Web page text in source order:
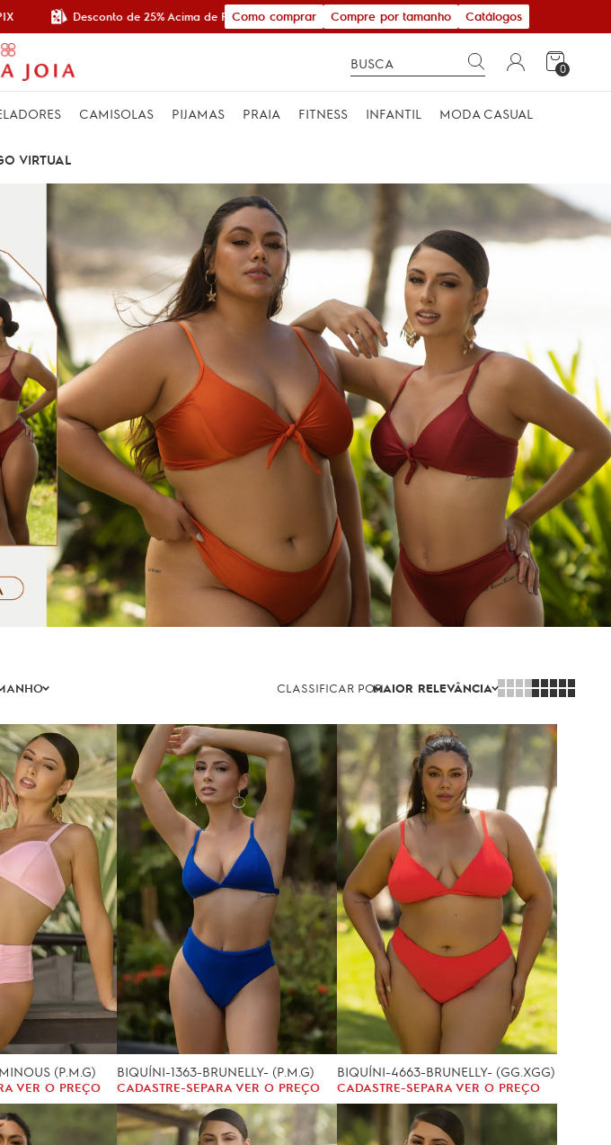
Desconto de 25% Acima de R$ 600,00Como comprar Compre por tamanho Catálogos
0
CAMISOLAS PIJAMAS PRAIA FITNESS INFANTIL MODA CASUAL
VIRTUAL
CLASSIFICAR PORMAIOR RELEVÂNCIA
(P.M.G)
VER O PREÇO
BIQUÍNI-1363-BRUNELLY- (P.M.G)
CADASTRE-SEPARA VER O PREÇO
BIQUÍNI-4663-BRUNELLY- (GG.XGG)
CADASTRE-SEPARA VER O PREÇO